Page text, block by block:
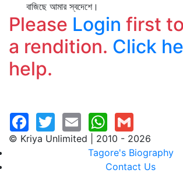
বাজিছে আমার স্বদেশে।
Please Login first
a rendition. Click
help.
© Kriya Unlimited | 2010 - 2026
Tagore's Biography
Contact Us